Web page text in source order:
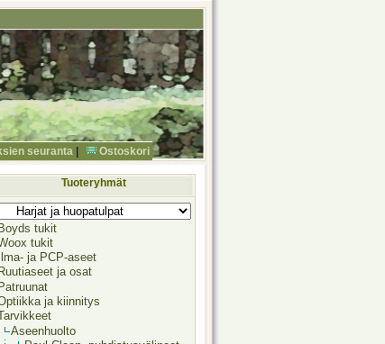
seuranta Ostoskori
Tuoteryhmät
tukit
tukit
Ilma- ja PCP-aseet
Ruutiaseet ja osat
ja kiinnitys
Aseenhuolto